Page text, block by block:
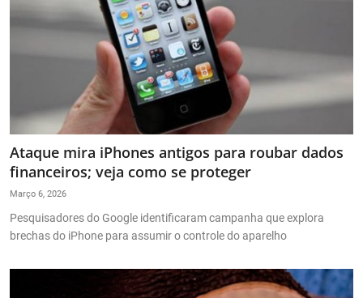
Ataque mira iPhones antigos para roubar dados
financeiros; veja como se proteger
Março 6, 2026
Pesquisadores do Google identificaram campanha que explora
brechas do iPhone para assumir o controle do aparelho